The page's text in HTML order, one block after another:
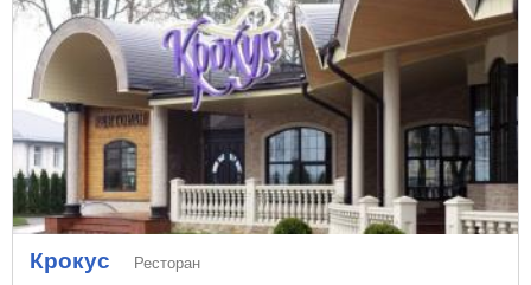
Крокус Ресторан